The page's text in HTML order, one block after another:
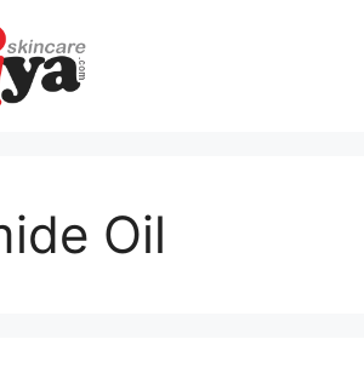
Oil